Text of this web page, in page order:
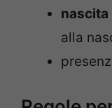
nascita
alla